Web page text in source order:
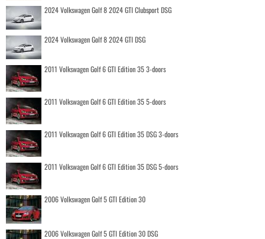
2024 Volkswagen Golf 8 2024 GTI Clubsport DSG
2024 Volkswagen Golf 8 2024 GTI DSG
2011 Volkswagen Golf 6 GTI Edition 35 3-doors
2011 Volkswagen Golf 6 GTI Edition 35 5-doors
2011 Volkswagen Golf 6 GTI Edition 35 DSG 3-doors
2011 Volkswagen Golf 6 GTI Edition 35 DSG 5-doors
2006 Volkswagen Golf 5 GTI Edition 30
2006 Volkswagen Golf 5 GTI Edition 30 DSG